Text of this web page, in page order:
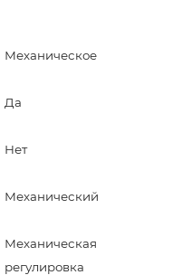
Механическое
Да
Нет
Механический
Механическая
регулировка